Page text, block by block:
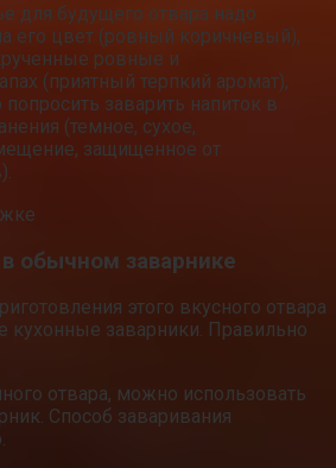
для будущего отвара надо
его цвет (ровный коричневый),
ровные и
(приятный терпкий аромат),
заварить напиток в
(темное, сухое,
защищенное от
обычном заварнике
этого вкусного отвара
кухонные заварники. Правильно
отвара, можно использовать
Способ заваривания